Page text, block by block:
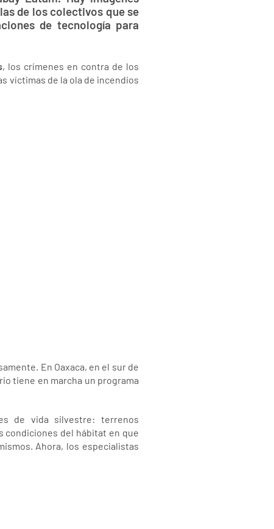
de los colectivos que se
de tecnología para
, los crímenes en contra de los
víctimas de la ola de incendios
En Oaxaca, en el sur de
tiene en marcha un programa
de vida silvestre: terrenos
condiciones del hábitat en que
Ahora, los especialistas